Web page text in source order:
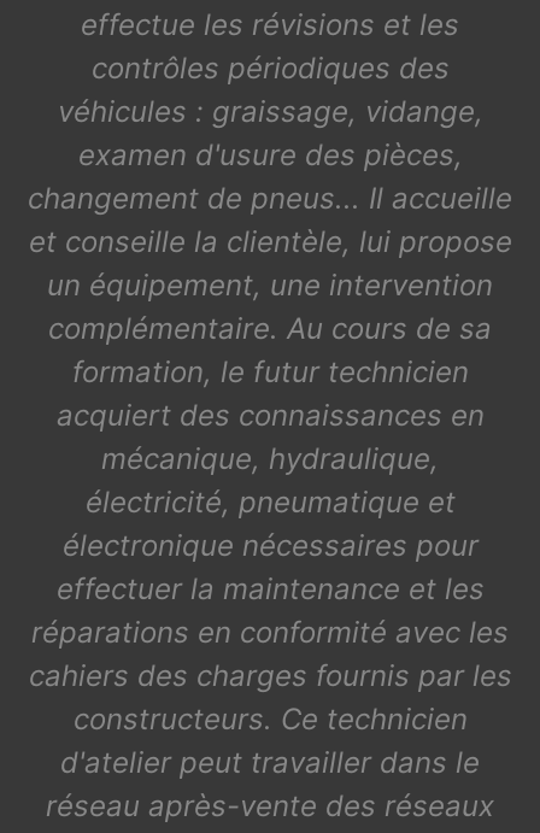
effectue les révisions et les
contrôles périodiques des
véhicules : graissage, vidange,
examen d'usure des pièces,
changement de pneus... Il accueille
et conseille la clientèle, lui propose
un équipement, une intervention
complémentaire. Au cours de sa
formation, le futur technicien
acquiert des connaissances en
mécanique, hydraulique,
électricité, pneumatique et
électronique nécessaires pour
effectuer la maintenance et les
réparations en conformité avec les
cahiers des charges fournis par les
constructeurs. Ce technicien
d'atelier peut travailler dans le
réseau après-vente des réseaux